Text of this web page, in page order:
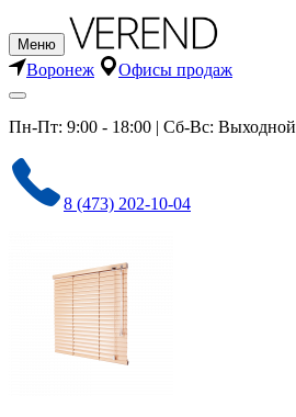
Меню
Воронеж Офисы продаж
Пн-Пт: 9:00 - 18:00 | Сб-Вс: Выходной
8 (473) 202-10-04